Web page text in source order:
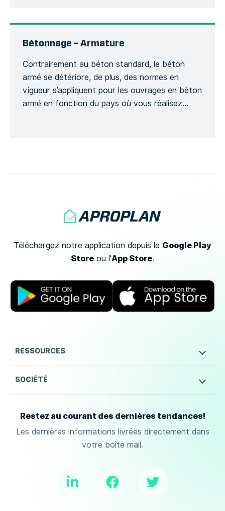
la voirie, des classements du niveau de sécurité,
l’entretien du réseau routier ainsi […]
Bétonnage – Armature
Contrairement au béton standard, le béton
armé se détériore, de plus, des normes en
vigueur s’appliquent pour les ouvrages en béton
armé en fonction du pays où vous réalisez
Téléchargez notre application depuis le Google Play
Store ou l’App Store.
RESSOURCES
SOCIÉTÉ
Restez au courant des dernières tendances!
Les dernières informations livrées directement dans
votre boîte mail.